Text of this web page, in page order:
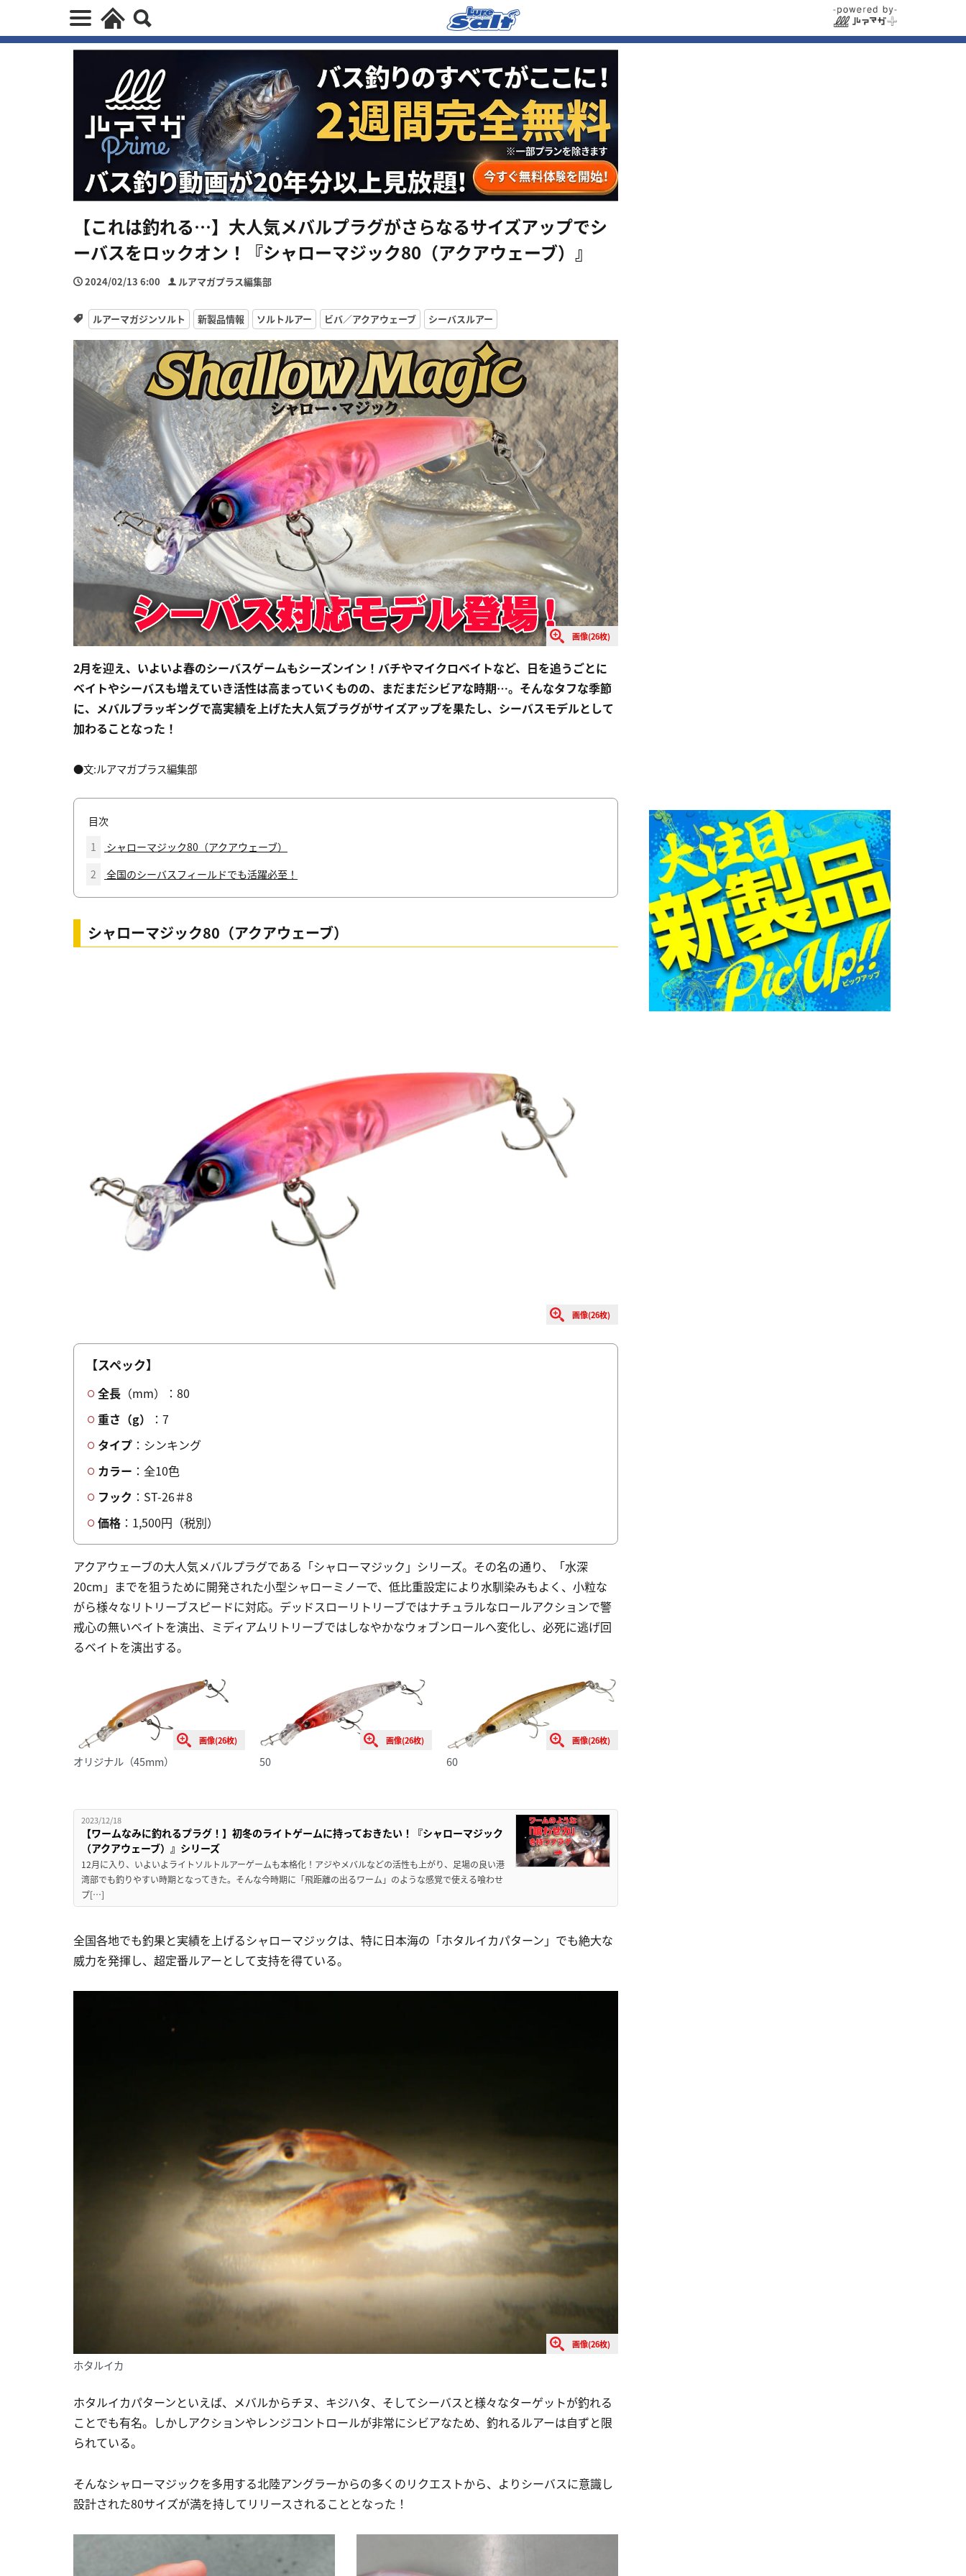
【これは釣れる…】大人気メバルプラグがさらなるサイズアップでシ
ーバスをロックオン！『シャローマジック80（アクアウェーブ）』
2024/02/13 6:00 ルアマガプラス編集部
ルアーマガジンソルト 新製品情報 ソルトルアー ビバ／アクアウェーブ シーバスルアー
画像(26枚)
2月を迎え、いよいよ春のシーバスゲームもシーズンイン！バチやマイクロベイトなど、日を追うごとに
ベイトやシーバスも増えていき活性は高まっていくものの、まだまだシビアな時期…。そんなタフな季節
に、メバルプラッギングで高実績を上げた大人気プラグがサイズアップを果たし、シーバスモデルとして
加わることなった！
●文:ルアマガプラス編集部
目次
1
シャローマジック80（アクアウェーブ）
2
全国のシーバスフィールドでも活躍必至！
シャローマジック80（アクアウェーブ）
画像(26枚)
【スペック】
全長 （mm）：80
重さ（g）
：7
タイプ ：シンキング
カラー ：全10色
フック ：ST-26＃8
価格 ：1,500円（税別）
アクアウェーブの大人気メバルプラグである「シャローマジック」シリーズ。その名の通り、「水深
20cm」までを狙うために開発された小型シャローミノーで、低比重設定により水馴染みもよく、小粒な
がら様々なリトリーブスピードに対応。デッドスローリトリーブではナチュラルなロールアクションで警
戒心の無いベイトを演出、ミディアムリトリーブではしなやかなウォブンロールへ変化し、必死に逃げ回
るベイトを演出する。
画像(26枚)
オリジナル（45mm）
画像(26枚)
50
画像(26枚)
60
2023/12/18
【ワームなみに釣れるプラグ！】初冬のライトゲームに持っておきたい！『シャローマジック
（アクアウェーブ）』シリーズ
12月に入り、いよいよライトソルトルアーゲームも本格化！アジやメバルなどの活性も上がり、足場の良い港
湾部でも釣りやすい時期となってきた。そんな今時期に「飛距離の出るワーム」のような感覚で使える喰わせ
プ[…]
全国各地でも釣果と実績を上げるシャローマジックは、特に日本海の「ホタルイカパターン」でも絶大な
威力を発揮し、超定番ルアーとして支持を得ている。
画像(26枚)
ホタルイカ
ホタルイカパターンといえば、メバルからチヌ、キジハタ、そしてシーバスと様々なターゲットが釣れる
ことでも有名。しかしアクションやレンジコントロールが非常にシビアなため、釣れるルアーは自ずと限
られている。
そんなシャローマジックを多用する北陸アングラーからの多くのリクエストから、よりシーバスに意識し
設計された80サイズが満を持してリリースされることとなった！